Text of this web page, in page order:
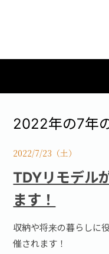
コンセプト
トピックス
施工事例
ブログ
2022年の7年
2022/7/23（土）
TDYリモデル
ます！
収納や将来の暮らしに
催されます！